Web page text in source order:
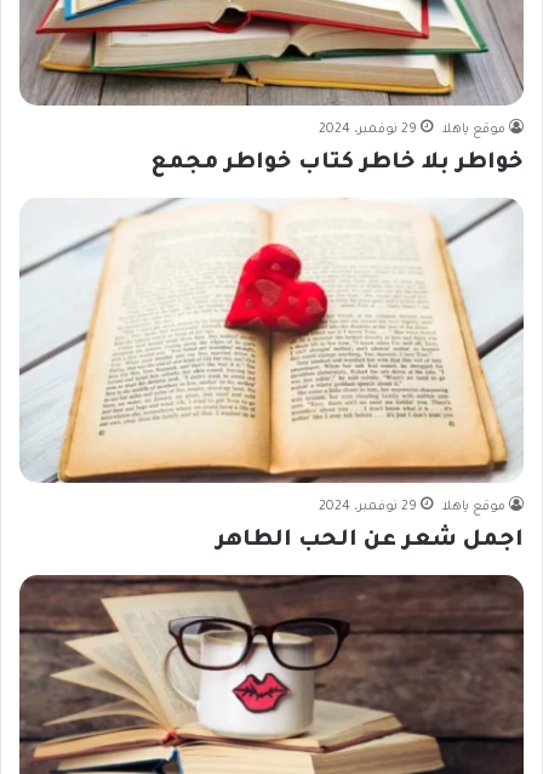
موقع ياهلا 29 نوفمبر، 2024
خواطر بلا خاطر كتاب خواطر مجمع
موقع ياهلا 29 نوفمبر، 2024
اجمل شعر عن الحب الطاهر